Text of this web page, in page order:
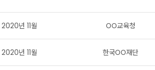
2020년 11월 OO교육청
2020년 11월 한국OO재단